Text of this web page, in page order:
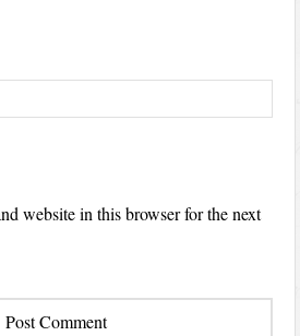
website in this browser for the next